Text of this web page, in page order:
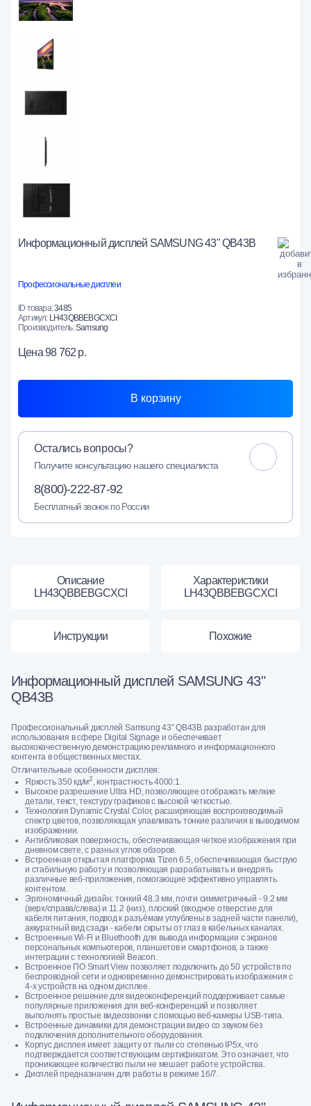
Информационный дисплей SAMSUNG 43" QB43B
Профессиональные дисплеи
ID товара:3485
Артикул: LH43QBBEBGCXCI
Производитель:Samsung
Цена98 762 р.
В корзину
Остались вопросы?
Получите консультацию нашего специалиста
8(800)-222-87-92
Бесплатный звонок по России
Описание
LH43QBBEBGCXCI
Характеристики
LH43QBBEBGCXCI
Инструкции Похожие
Информационный дисплей SAMSUNG 43"
QB43B
Профессиональный дисплей Samsung 43” QB43B разработан для
использования в сфере Digital Signage и обеспечивает
высококачественную демонстрацию рекламного и информационного
контента в общественных местах.
Отличительные особенности дисплея:
Яркость 350 кд/м2, контрастность 4000:1.
Высокое разрешение Ultra HD, позволяющее отображать мелкие
детали, текст, текстуру графиков с высокой четкостью.
Технология Dynamic Crystal Color, расширяющая воспроизводимый
спектр цветов, позволяющая улавливать тонкие различия в выводимом
изображении.
Антибликовая поверхность, обеспечивающая четкое изображения при
дневном свете, с разных углов обзоров.
Встроенная открытая платформа Tizen 6.5, обеспечивающая быструю
и стабильную работу и позволяющая разрабатывать и внедрять
различные веб-приложения, помогающие эффективно управлять
контентом.
Эргономичный дизайн: тонкий 48.3 мм, почти симметричный - 9.2 мм
(верх/справа/слева) и 11.2 (низ), плоский (входное отверстие для
кабеля питания, подвод к разъёмам углублены в задней части панели),
аккуратный вид сзади - кабели скрыты от глаз в кабельных каналах.
Встроенные Wi-Fi и Bluethooth для вывода информации с экранов
персональных компьютеров, планшетов и смартфонов, а также
интеграции с технологией Beacon.
Встроенное ПО Smart View позволяет подключить до 50 устройств по
беспроводной сети и одновременно демонстрировать изображения с
4-х устройств на одном дисплее.
Встроенное решение для видеоконференций поддерживает самые
популярные приложения для веб-конференций и позволяет
выполнять простые видеозвонки с помощью веб-камеры USB-типа.
Встроенные динамики для демонстрации видео со звуком без
подключения дополнительного оборудования.
Корпус дисплея имеет защиту от пыли со степенью IP5x, что
подтверждается соответствующим сертификатом. Это означает, что
проникающее количество пыли не мешает работе устройства.
Дисплей предназначен для работы в режиме 16/7.